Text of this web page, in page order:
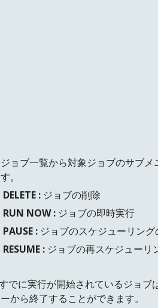
ョブ一覧から対象ジョブのサブ
。
DELETE : ジョブの削除
RUN NOW : ジョブの即時実行
PAUSE : ジョブのスケジューリン
RESUME : ジョブの再スケジューリ
でに実行が開始されているジョ
から終了することができます。